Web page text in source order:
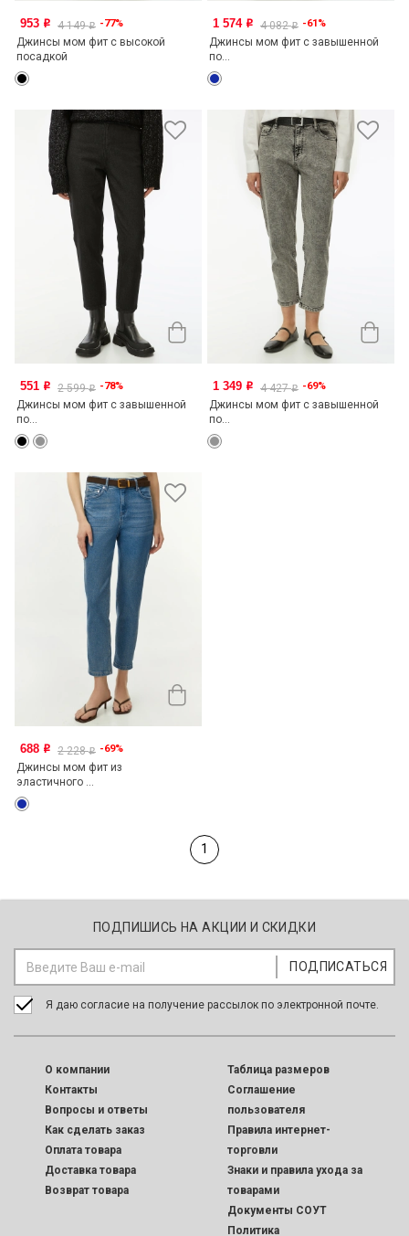
953 o 4 149o -77%
Джинсы мом фит с высокой
посадкой
1 574 o 4 082o -61%
Джинсы мом фит с завышенной
по...
551 o 2 599o -78%
Джинсы мом фит с завышенной
по...
1 349 o 4 427o -69%
Джинсы мом фит с завышенной
по...
688 o 2 228o -69%
Джинсы мом фит из
эластичного ...
1
ПОДПИШИСЬ НА АКЦИИ И СКИДКИ
Я даю согласие на получение рассылок по электронной почте.
O компании
Контакты
Вопросы и ответы
Как сделать заказ
Оплата товара
Доставка товара
Возврат товара
Таблица размеров
Соглашение
пользователя
Правила интернет-
торговли
Знаки и правила ухода за
товарами
Документы СОУТ
Политика